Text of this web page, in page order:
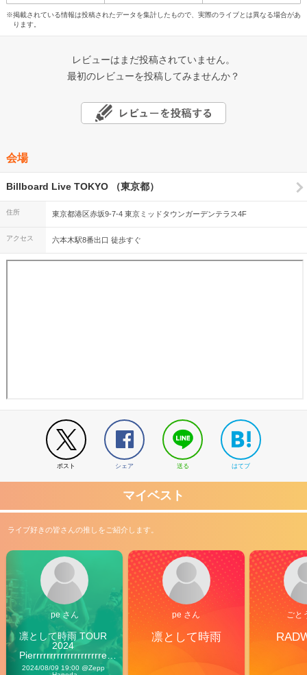
※掲載されている情報は投稿されたデータを集計したもので、実際のライブとは異なる場合があ
ります。
レビューはまだ投稿されていません。
最初のレビューを投稿してみませんか？
会場
Billboard Live TOKYO （東京都）
住所 東京都港区赤坂9-7-4 東京ミッドタウンガーデンテラス4F
アクセス 六本木駅8番出口 徒歩すぐ
ポスト シェア 送る はてブ
マイベスト
ライブ好きの皆さんの推しをご紹介します。
pe さん
凛として時雨 TOUR
2024
Pierrrrrrrrrrrrrrrrrrrre
Vibes
2024/08/09 19:00 @Zepp
pe さん
凛として時雨
ごと